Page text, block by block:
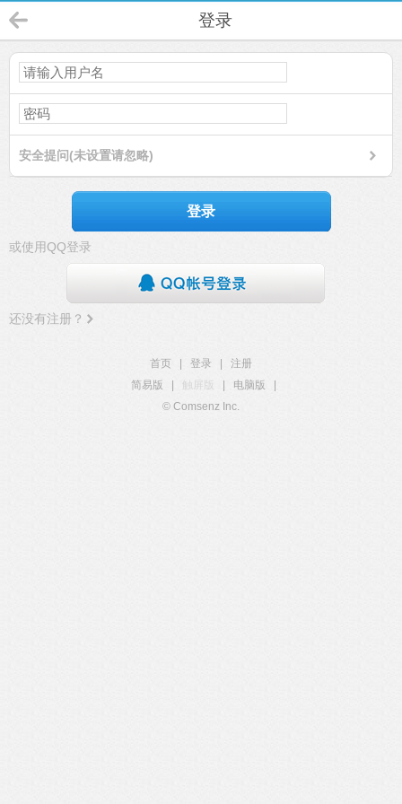
登录
安全提问(未设置请忽略)
登录
或使用QQ登录
还没有注册？
首页 登录
注册
简易版
触屏版 电脑版
© Comsenz Inc.